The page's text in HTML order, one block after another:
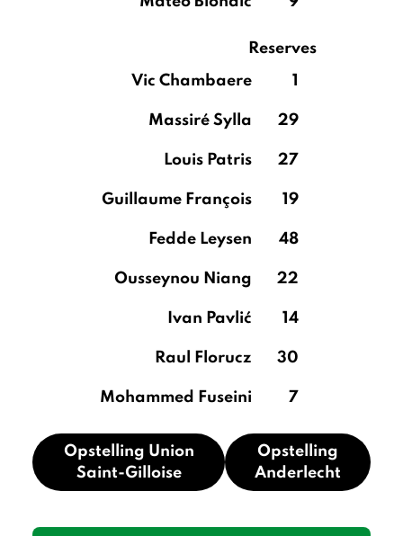
Reserves
Vic Chambaere
1
Massiré Sylla 29
Louis Patris 27
Guillaume François 19
Fedde Leysen 48
Ousseynou Niang 22
Ivan Pavlić 14
Raul Florucz 30
Mohammed Fuseini 7
Opstelling Union
Saint-Gilloise
Opstelling
Anderlecht